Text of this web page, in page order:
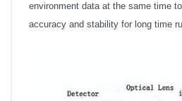
environment data at the same time
accuracy and stability for long time